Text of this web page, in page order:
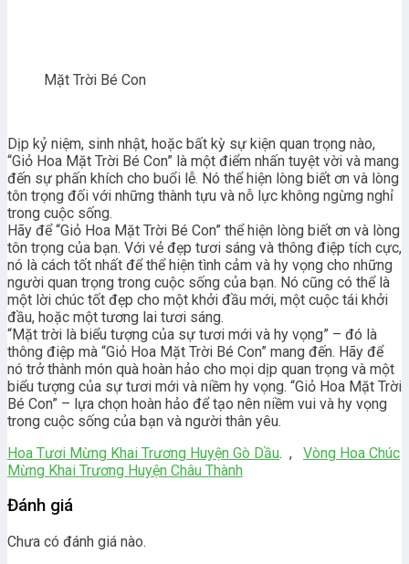
Mặt Trời Bé Con
Dịp kỷ niệm, sinh nhật, hoặc bất kỳ sự kiện quan trọng nào,
“Giỏ Hoa Mặt Trời Bé Con” là một điểm nhấn tuyệt vời và mang
đến sự phấn khích cho buổi lễ. Nó thể hiện lòng biết ơn và lòng
tôn trọng đối với những thành tựu và nỗ lực không ngừng nghỉ
trong cuộc sống.
Hãy để “Giỏ Hoa Mặt Trời Bé Con” thể hiện lòng biết ơn và lòng
tôn trọng của bạn. Với vẻ đẹp tươi sáng và thông điệp tích cực,
nó là cách tốt nhất để thể hiện tình cảm và hy vọng cho những
người quan trọng trong cuộc sống của bạn. Nó cũng có thể là
một lời chúc tốt đẹp cho một khởi đầu mới, một cuộc tái khởi
đầu, hoặc một tương lai tươi sáng.
“Mặt trời là biểu tượng của sự tươi mới và hy vọng” – đó là
thông điệp mà “Giỏ Hoa Mặt Trời Bé Con” mang đến. Hãy để
nó trở thành món quà hoàn hảo cho mọi dịp quan trọng và một
biểu tượng của sự tươi mới và niềm hy vọng. “Giỏ Hoa Mặt Trời
Bé Con” – lựa chọn hoàn hảo để tạo nên niềm vui và hy vọng
trong cuộc sống của bạn và người thân yêu.
Hoa Tươi Mừng Khai Trương Huyện Gò Dầu. , Vòng Hoa Chúc
Mừng Khai Trương Huyện Châu Thành
Đánh giá
Chưa có đánh giá nào.